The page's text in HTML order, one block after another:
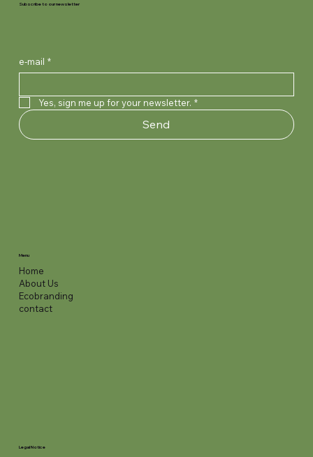
Subscribe to our newsletter
e-mail *
Yes, sign me up for your newsletter. *
Send
Menu
Home
About Us
Ecobranding
contact
Legal Notice